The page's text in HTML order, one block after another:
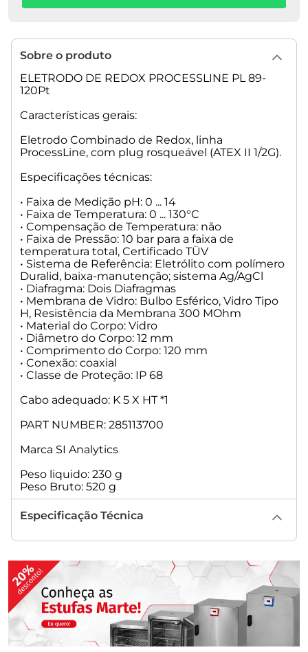
Sobre o produto
ELETRODO DE REDOX PROCESSLINE PL 89-
120Pt
Características gerais:
Eletrodo Combinado de Redox, linha
ProcessLine, com plug rosqueável (ATEX II 1/2G).
Especificações técnicas:
• Faixa de Medição pH: 0 ... 14
• Faixa de Temperatura: 0 ... 130°C
• Compensação de Temperatura: não
• Faixa de Pressão: 10 bar para a faixa de
temperatura total, Certificado TÜV
• Sistema de Referência: Eletrólito com polímero
Duralid, baixa-manutenção; sistema Ag/AgCl
• Diafragma: Dois Diafragmas
• Membrana de Vidro: Bulbo Esférico, Vidro Tipo
H, Resistência da Membrana 300 MOhm
• Material do Corpo: Vidro
• Diâmetro do Corpo: 12 mm
• Comprimento do Corpo: 120 mm
• Conexão: coaxial
• Classe de Proteção: IP 68
Cabo adequado: K 5 X HT *1
PART NUMBER: 285113700
Marca SI Analytics
Peso liquido: 230 g
Peso Bruto: 520 g
Especificação Técnica